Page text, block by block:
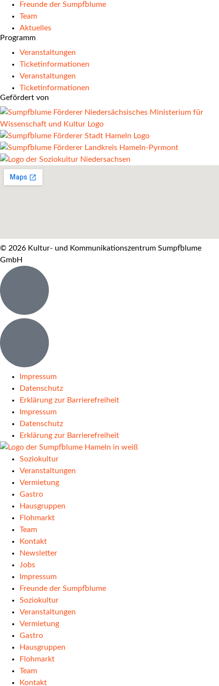
Freunde der Sumpfblume
Team
Aktuelles
Programm
Veranstaltungen
Ticketinformationen
Veranstaltungen
Ticketinformationen
Gefördert von
© 2026 Kultur- und Kommunikationszentrum Sumpfblume
GmbH
Impressum
Datenschutz
Erklärung zur Barrierefreiheit
Impressum
Datenschutz
Erklärung zur Barrierefreiheit
Soziokultur
Veranstaltungen
Vermietung
Gastro
Hausgruppen
Flohmarkt
Team
Kontakt
Newsletter
Jobs
Impressum
Freunde der Sumpfblume
Soziokultur
Veranstaltungen
Vermietung
Gastro
Hausgruppen
Flohmarkt
Team
Kontakt